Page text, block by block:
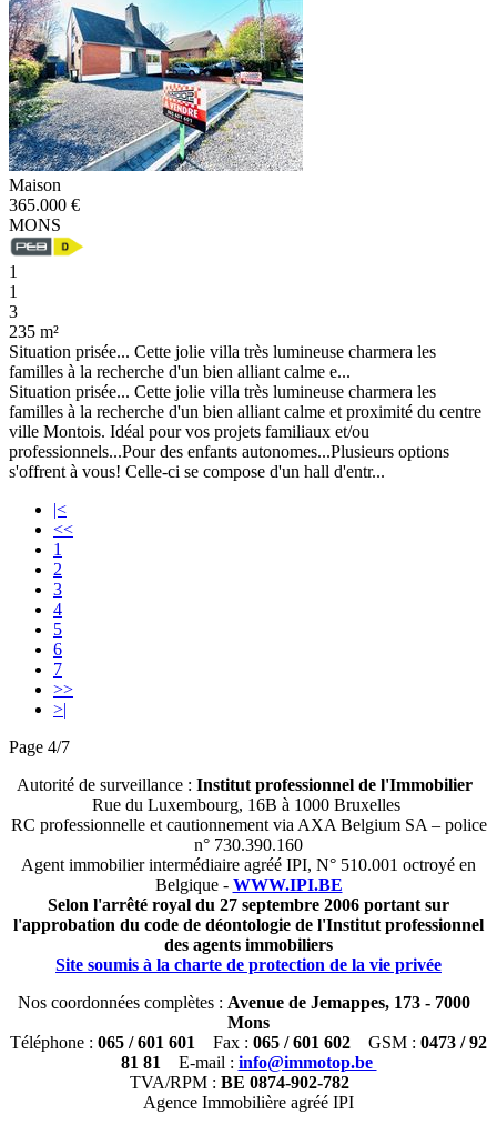
Maison
365.000 €
MONS
1
1
3
235 m²
Situation prisée... Cette jolie villa très lumineuse charmera les
familles à la recherche d'un bien alliant calme e...
Situation prisée... Cette jolie villa très lumineuse charmera les
familles à la recherche d'un bien alliant calme et proximité du centre
ville Montois. Idéal pour vos projets familiaux et/ou
professionnels...Pour des enfants autonomes...Plusieurs options
s'offrent à vous! Celle-ci se compose d'un hall d'entr...
|<
<<
1
2
3
4
5
6
7
>>
>|
Page 4/7
Autorité de surveillance : Institut professionnel de l'Immobilier
Rue du Luxembourg, 16B à 1000 Bruxelles
RC professionnelle et cautionnement via AXA Belgium SA – police
n° 730.390.160
Agent immobilier intermédiaire agréé IPI, N° 510.001 octroyé en
Belgique - WWW.IPI.BE
Selon l'arrêté royal du 27 septembre 2006 portant sur
l'approbation du code de déontologie de l'Institut professionnel
des agents immobiliers
Site soumis à la charte de protection de la vie privée
Nos coordonnées complètes : Avenue de Jemappes, 173 - 7000
Mons
Téléphone : 065 / 601 601 Fax : 065 / 601 602 GSM : 0473 / 92
81 81 E-mail : info@immotop.be
TVA/RPM : BE 0874-902-782
Agence Immobilière agréé IPI